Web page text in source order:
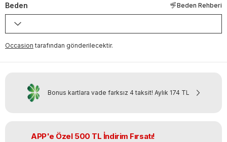
Beden Beden Rehberi
Occasion tarafından gönderilecektir.
Bonus kartlara vade farksız 4 taksit! Aylık 174 TL
APP'e Özel 500 TL İndirim Fırsatı!